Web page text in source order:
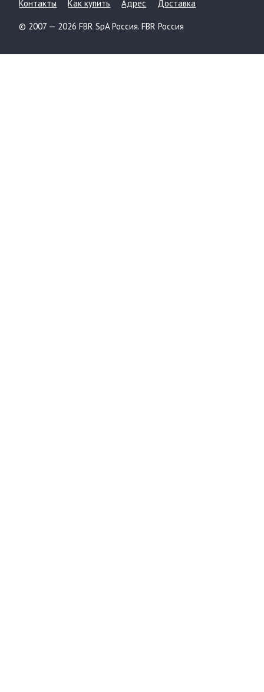
Контакты Как купить Адрес Доставка
© 2007 — 2026 FBR SpA Россия. FBR Россия